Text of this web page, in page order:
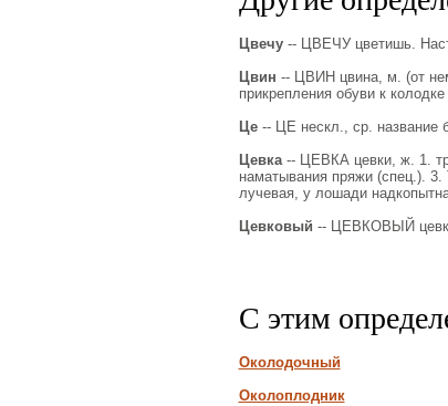
Цвечу-- ЦВЕЧУ цветишь.
Цвин -- ЦВИН цвина, м. (от
прикрепления обуви к
Це-- ЦЕ нескл., ср. название
Цевка-- ЦЕВКА цевки, ж. 1.
наматывания пряжи (спец.).
лучевая, у лошади
Цевковый -- ЦЕВКОВЫЙ
С этим
Околодочный
Околоплодник